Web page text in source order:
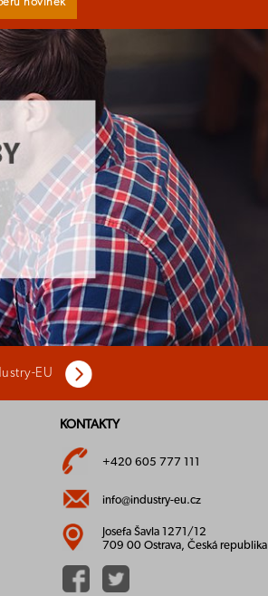
EU
KONTAKTY
+420 605 777 111
info@industry-eu.cz
Josefa Šavla 1271/12
709 00 Ostrava, Česká republika